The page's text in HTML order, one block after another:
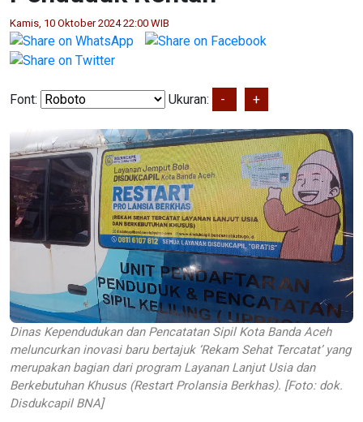
Kamis, 10 Oktober 2024 22:00 WIB
Font: Ukuran: - +
Dinas Kependudukan dan Pencatatan Sipil Kota Banda Aceh
meluncurkan inovasi baru bertajuk ‘Rekam Sehat Tercatat’ yang
merupakan bagian dari program Layanan Lanjut Usia dan
Berkebutuhan Khusus (Restart Prolansia Berkhas). [Foto: dok.
Disdukcapil BNA]